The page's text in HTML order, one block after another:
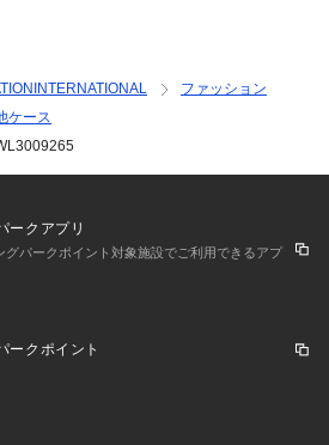
ファッション
ケース
ークアプリ
グパークポイント対象施設でご利用できるアプ
ークポイント